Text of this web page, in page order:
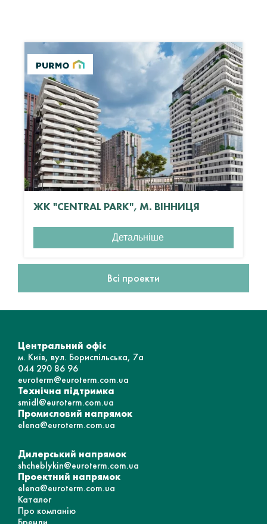
ЖК "CENTRAL PARK", М. ВІННИЦЯ
Детальніше
Всі проекти
Центральний офіс
м. Київ, вул. Бориспільська, 7а
044 290 86 96
euroterm@euroterm.com.ua
Технічна підтримка
smidl@euroterm.com.ua
Промисловий напрямок
elena@euroterm.com.ua
Дилерський напрямок
shcheblykin@euroterm.com.ua
Проектний напрямок
elena@euroterm.com.ua
Каталог
Про компанію